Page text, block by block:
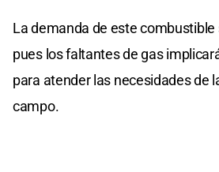
La demanda de este
pues los faltantes de gas
para atender las necesidades de
campo.